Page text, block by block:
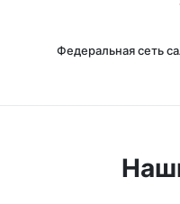
Федеральная сеть